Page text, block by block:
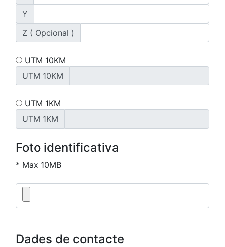
Y
Z ( Opcional )
UTM 10KM
UTM 10KM
UTM 1KM
UTM 1KM
Foto identificativa
* Max 10MB
Dades de contacte